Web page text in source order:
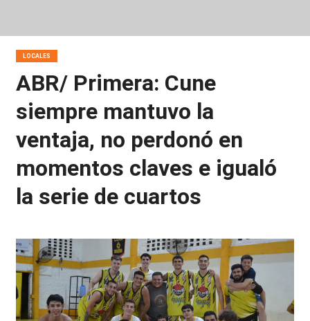
LOCALES
ABR/ Primera: Cune
siempre mantuvo la
ventaja, no perdonó en
momentos claves e igualó
la serie de cuartos